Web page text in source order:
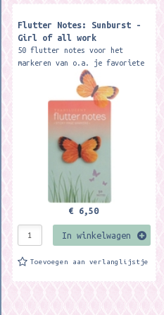
Flutter Notes: Sunburst -
Girl of all work
50 flutter notes voor het
markeren van o.a. je favoriete
boek of magazine. Ook leuk om
te gebruiken voor bijvoorbeeld
een speciale gelegenheid...
€ 6,50
In winkelwagen
Toevoegen aan verlanglijstje